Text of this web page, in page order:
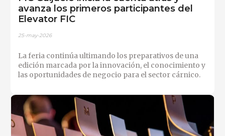
avanza los primeros participantes del
Elevator FIC
25-may-2026
La feria continúa ultimando los preparativos de una
edición marcada por la innovación, el conocimiento y
las oportunidades de negocio para el sector cárnico.